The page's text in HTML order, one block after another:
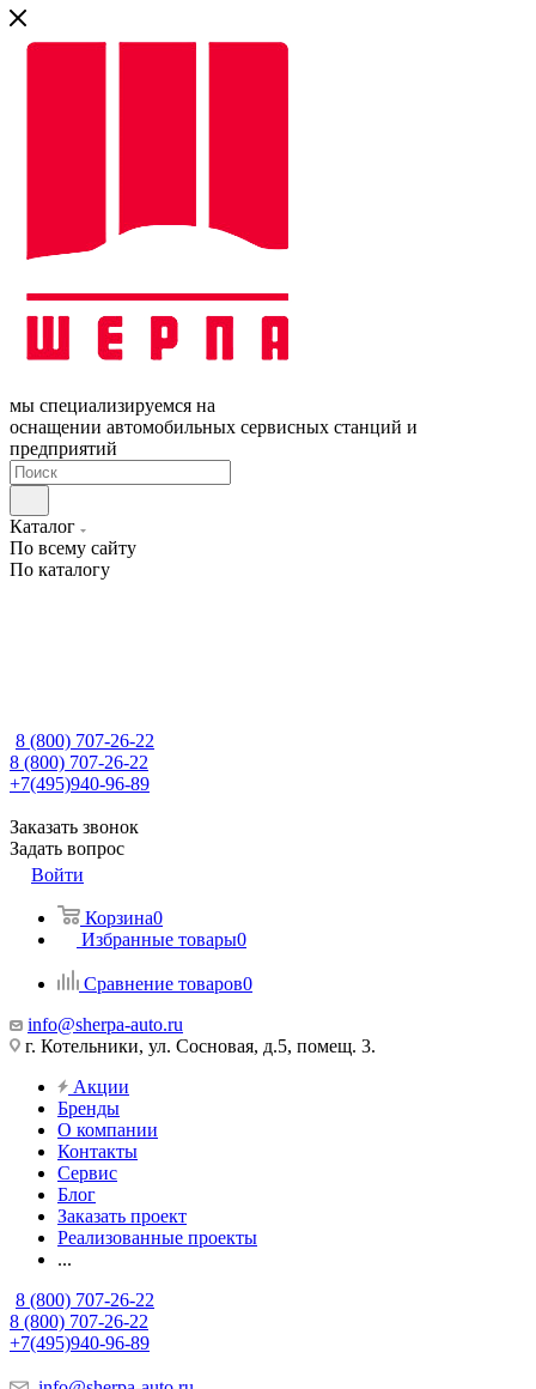
мы специализируемся на
оснащении автомобильных сервисных станций и
предприятий
Каталог
По всему сайту
По каталогу
8 (800) 707-26-22
8 (800) 707-26-22
+7(495)940-96-89
Заказать звонок
Задать вопрос
Войти
Корзина0
Избранные товары0
Сравнение товаров0
info@sherpa-auto.ru
г. Котельники, ул. Сосновая, д.5, помещ. 3.
Акции
Бренды
О компании
Контакты
Сервис
Блог
Заказать проект
Реализованные проекты
...
8 (800) 707-26-22
8 (800) 707-26-22
+7(495)940-96-89